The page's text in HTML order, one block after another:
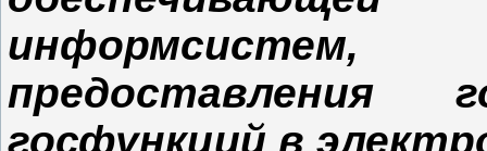
предоставления
госфункций в